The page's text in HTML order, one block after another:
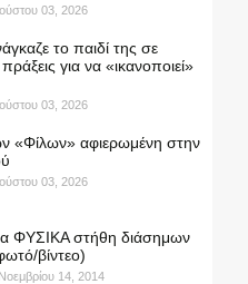
03, 2026
το παιδί της σε
για να «ικανοποιεί»
03, 2026
«Φίλων» αφιερωμένη στην
03, 2026
ΦΥΣΙΚΑ στήθη διάσημων
βίντεο)
14, 2014